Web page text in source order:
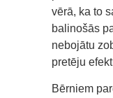
vērā, ka to
balinošās
nebojātu
pretēju
Bērniem